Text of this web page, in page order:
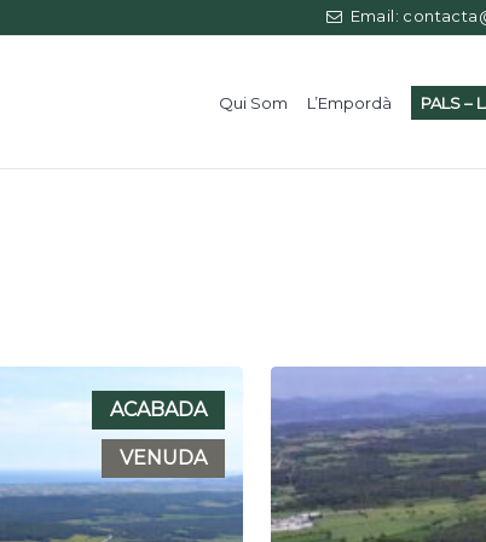
Email:
Qui Som L’Empordà PALS –
ACABADA
VENUDA